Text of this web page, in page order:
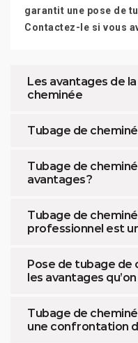
garantit une pose de
Contactez-le si vous
Les avantages de
cheminée
Tubage de
Tubage de
avantages ?
Tubage de
professionnel est
Pose de tubage de
les avantages
Tubage de
une confrontation